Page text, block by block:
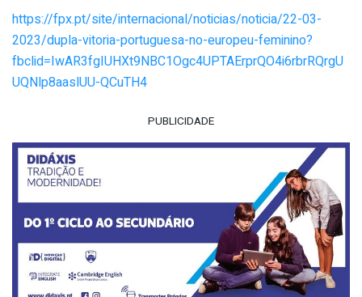
https://fpx.pt/site/internacional/noticias/noticia/22-03-
2023/dupla-vitoria-portuguesa-no-europeu-feminino?
fbclid=IwAR3fgIUHXt9NBC1Ogc4UPTAErprQO4i6rbrRQrgU
UQNlp8aaslUU-QCuTH4
PUBLICIDADE